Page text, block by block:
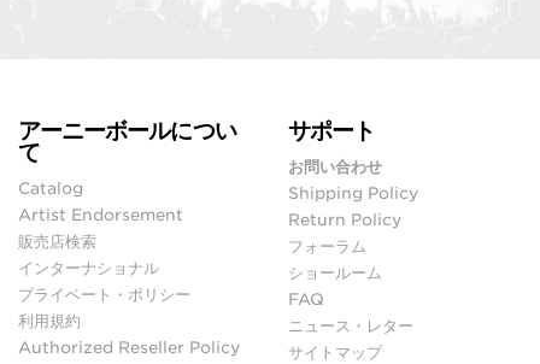
アーニーボールについ
て
Catalog
Artist Endorsement
販売店検索
インターナショナル
プライベート・ポリシー
利用規約
Authorized Reseller Policy
サポート
お問い合わせ
Shipping Policy
Return Policy
フォーラム
ショールーム
FAQ
ニュース・レター
サイトマップ